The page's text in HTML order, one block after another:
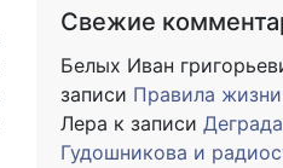
Свежие
Белых Иван
записи Правила жизни
Лера к записи
Гудошникова и